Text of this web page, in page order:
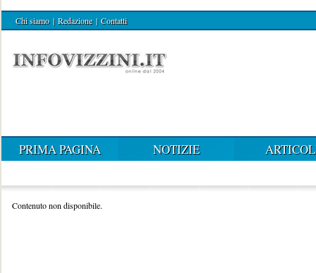
Chi siamo | Redazione | Contatti
PRIMA PAGINA NOTIZIE
Contenuto non disponibile.